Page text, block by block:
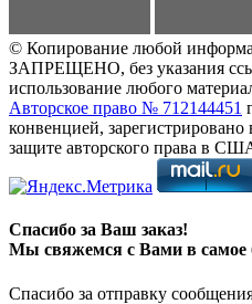
© Копирование любой
ЗАПРЕЩЕНО, без указания
использование любого
Авторское право № 712144451
конвенцией,
защите авторского права в
Спасибо за Ваш заказ!
Мы свяжемся с Вами в самое
Спасибо за отправку